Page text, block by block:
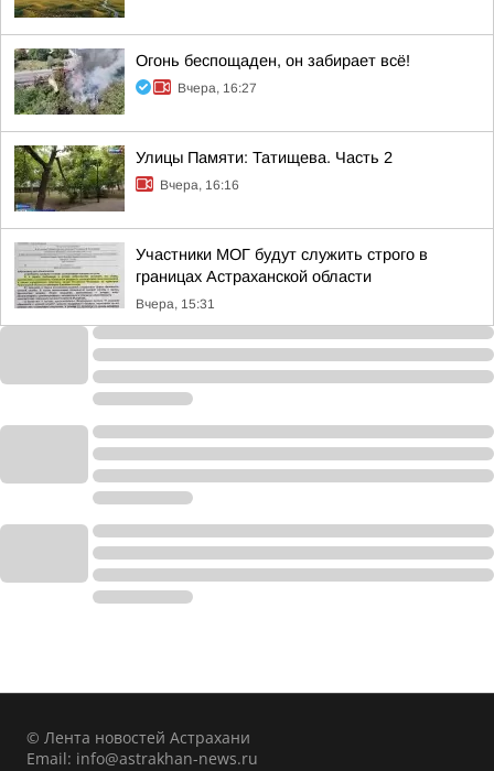
Огонь беспощаден, он забирает всё!
Вчера, 16:27
Улицы Памяти: Татищева. Часть 2
Вчера, 16:16
Участники МОГ будут служить строго в
границах Астраханской области
Вчера, 15:31
© Лента новостей Астрахани
Email: info@astrakhan-news.ru